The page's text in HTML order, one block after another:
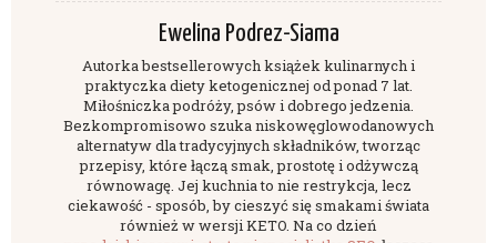
Ewelina Podrez-Siama
Autorka bestsellerowych książek kulinarnych i
praktyczka diety ketogenicznej od ponad 7 lat.
Miłośniczka podróży, psów i dobrego jedzenia.
Bezkompromisowo szuka niskowęglowodanowych
alternatyw dla tradycyjnych składników, tworząc
przepisy, które łączą smak, prostotę i odżywczą
równowagę. Jej kuchnia to nie restrykcja, lecz
ciekawość - sposób, by cieszyć się smakami świata
również w wersji KETO. Na co dzień